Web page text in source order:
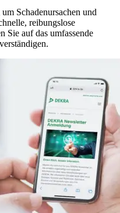
Schadenursachen und
reibungslose
Sie auf das umfassende